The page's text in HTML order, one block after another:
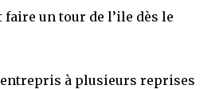
un tour de l’ile dès le
entrepris à plusieurs reprises